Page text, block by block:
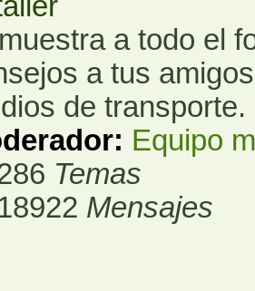
a todo el
a tus
de transporte.
Equipo
Temas
Mensajes